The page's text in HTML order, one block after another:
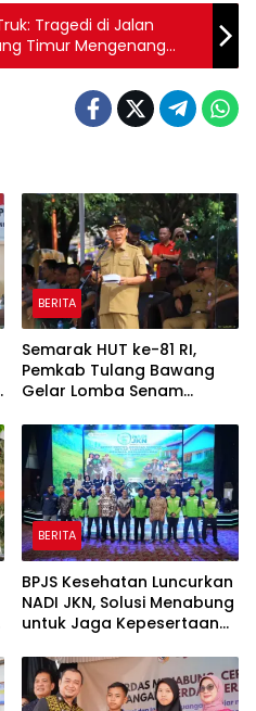
Tragedi di Jalan
Timur Mengenang
BERITA
Semarak HUT ke-81 RI,
Pemkab Tulang Bawang
Gelar Lomba Senam
BERITA
BPJS Kesehatan Luncurkan
NADI JKN, Solusi Menabung
untuk Jaga Kepesertaan